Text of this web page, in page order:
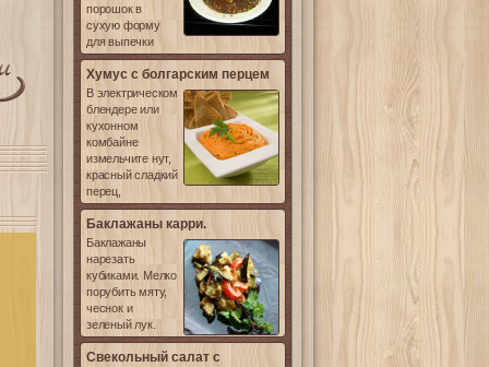
порошок в
сухую форму
для выпечки
Хумус с болгарским перцем
В электрическом
блендере или
кухонном
комбайне
измельчите нут,
красный сладкий
перец,
Баклажаны карри.
Баклажаны
нарезать
кубиками. Мелко
порубить мяту,
чеснок и
зеленый лук.
Свекольный салат с